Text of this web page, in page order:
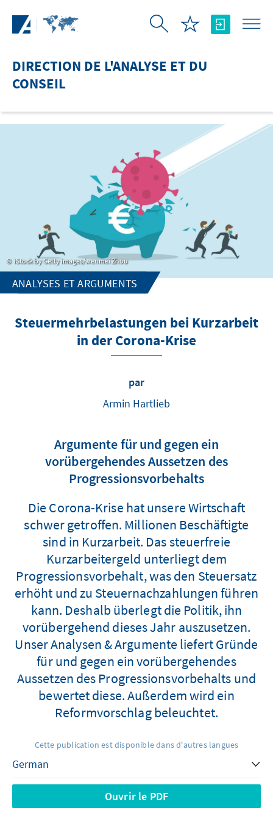
DIRECTION DE L'ANALYSE ET DU
CONSEIL
iStock by Getty images/wenmei Zhou
ANALYSES ET ARGUMENTS
Steuermehrbelastungen bei Kurzarbeit
in der Corona-Krise
par
Armin Hartlieb
Argumente für und gegen ein
vorübergehendes Aussetzen des
Progressionsvorbehalts
Die Corona-Krise hat unsere Wirtschaft
schwer getroffen. Millionen Beschäftigte
sind in Kurzarbeit. Das steuerfreie
Kurzarbeitergeld unterliegt dem
Progressionsvorbehalt, was den Steuersatz
erhöht und zu Steuernachzahlungen führen
kann. Deshalb überlegt die Politik, ihn
vorübergehend dieses Jahr auszusetzen.
Unser Analysen & Argumente liefert Gründe
für und gegen ein vorübergehendes
Aussetzen des Progressionsvorbehalts und
bewertet diese. Außerdem wird ein
Reformvorschlag beleuchtet.
Cette publication est disponible dans d'autres langues
Ouvrir le PDF